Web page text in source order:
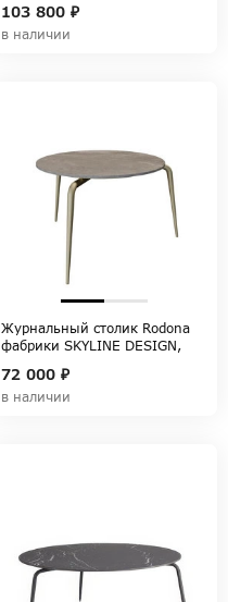
103 800 ₽
в наличии
Журнальный столик Rodona
фабрики SKYLINE DESIGN,
72 000 ₽
в наличии